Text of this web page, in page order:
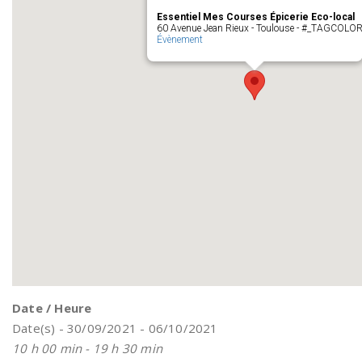
Essentiel Mes Courses Épicerie Eco-local
60 Avenue Jean Rieux - Toulouse - #_TAGCOLOR
Évènement
Date / Heure
Date(s) - 30/09/2021 - 06/10/2021
10 h 00 min - 19 h 30 min